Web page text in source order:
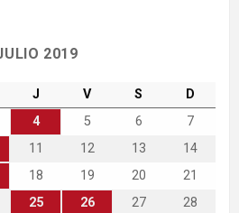
2019
J V S
D
4 5 6
7
11 12 13
14
18 19 20
21
25 26 27
28